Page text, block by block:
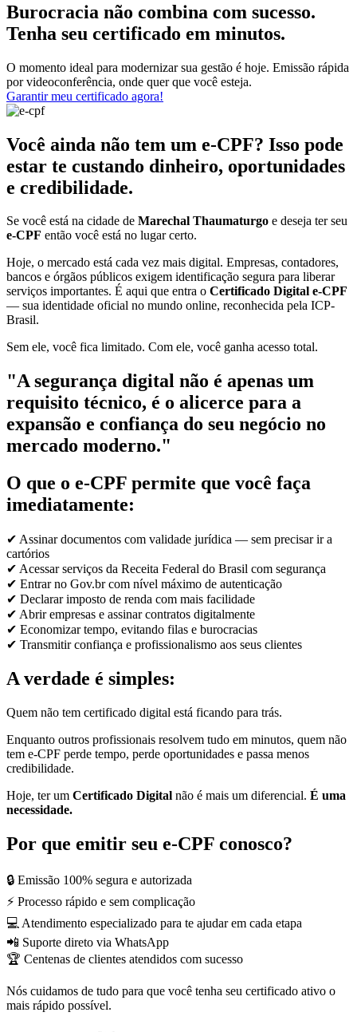
Burocracia não combina com sucesso.
Tenha seu certificado em minutos.
O momento ideal para modernizar sua gestão é hoje. Emissão rápida
por videoconferência, onde quer que você esteja.
Garantir meu certificado agora!
Você ainda não tem um e-CPF? Isso pode
estar te custando dinheiro, oportunidades
e credibilidade.
Se você está na cidade de Marechal Thaumaturgo e deseja ter seu
e-CPF então você está no lugar certo.
Hoje, o mercado está cada vez mais digital. Empresas, contadores,
bancos e órgãos públicos exigem identificação segura para liberar
serviços importantes. É aqui que entra o Certificado Digital e-CPF
— sua identidade oficial no mundo online, reconhecida pela ICP-
Brasil.
Sem ele, você fica limitado. Com ele, você ganha acesso total.
"A segurança digital não é apenas um
requisito técnico, é o alicerce para a
expansão e confiança do seu negócio no
mercado moderno."
O que o e-CPF permite que você faça
imediatamente:
✔ Assinar documentos com validade jurídica — sem precisar ir a
cartórios
✔ Acessar serviços da Receita Federal do Brasil com segurança
✔ Entrar no Gov.br com nível máximo de autenticação
✔ Declarar imposto de renda com mais facilidade
✔ Abrir empresas e assinar contratos digitalmente
✔ Economizar tempo, evitando filas e burocracias
✔ Transmitir confiança e profissionalismo aos seus clientes
A verdade é simples:
Quem não tem certificado digital está ficando para trás.
Enquanto outros profissionais resolvem tudo em minutos, quem não
tem e-CPF perde tempo, perde oportunidades e passa menos
credibilidade.
Hoje, ter um Certificado Digital não é mais um diferencial. É uma
necessidade.
Por que emitir seu e-CPF conosco?
🔒 Emissão 100% segura e autorizada
⚡ Processo rápido e sem complicação
💻 Atendimento especializado para te ajudar em cada etapa
📲 Suporte direto via WhatsApp
🏆 Centenas de clientes atendidos com sucesso
Nós cuidamos de tudo para que você tenha seu certificado ativo o
mais rápido possível.